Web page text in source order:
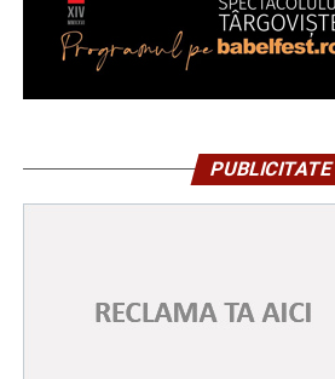
PUBLICITATE